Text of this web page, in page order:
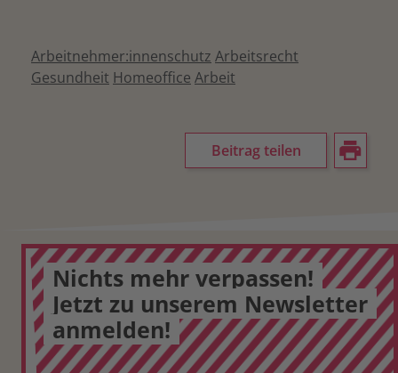
Arbeitnehmer:innenschutz Arbeitsrecht
Gesundheit Homeoffice Arbeit
Beitrag teilen
Nichts mehr verpassen!
Jetzt zu unserem Newsletter
anmelden!